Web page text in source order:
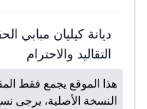
ديانة كيليان مبابي
التقاليد والاحترام
هذا الموقع يجمع فقط
النسخة الأصلية، يرجى